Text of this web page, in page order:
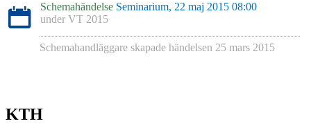
Schemahändelse Seminarium, 22 maj 2015 08:00
under VT 2015
Schemahandläggare skapade händelsen 25 mars 2015
KTH